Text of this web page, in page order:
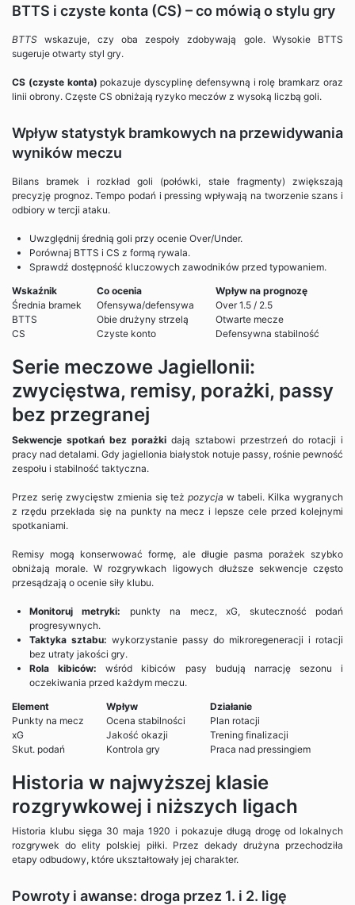
BTTS i czyste konta (CS) – co mówią o stylu gry
BTTS wskazuje, czy oba zespoły zdobywają gole. Wysokie BTTS
sugeruje otwarty styl gry.
CS (czyste konta) pokazuje dyscyplinę defensywną i rolę bramkarz oraz
linii obrony. Częste CS obniżają ryzyko meczów z wysoką liczbą goli.
Wpływ statystyk bramkowych na przewidywania
wyników meczu
Bilans bramek i rozkład goli (połówki, stałe fragmenty) zwiększają
precyzję prognoz. Tempo podań i pressing wpływają na tworzenie szans i
odbiory w tercji ataku.
Uwzględnij średnią goli przy ocenie Over/Under.
Porównaj BTTS i CS z formą rywala.
Sprawdź dostępność kluczowych zawodników przed typowaniem.
Wskaźnik
Co ocenia
Wpływ na prognozę
Średnia bramek
Ofensywa/defensywa
Over 1.5 / 2.5
BTTS
Obie drużyny strzelą
Otwarte mecze
CS
Czyste konto Defensywna stabilność
Serie meczowe Jagiellonii:
zwycięstwa, remisy, porażki, passy
bez przegranej
Sekwencje spotkań bez porażki dają sztabowi przestrzeń do rotacji i
pracy nad detalami. Gdy jagiellonia białystok notuje passy, rośnie pewność
zespołu i stabilność taktyczna.
Przez serię zwycięstw zmienia się teżpozycja w tabeli. Kilka wygranych
z rzędu przekłada się na punkty na mecz i lepsze cele przed kolejnymi
spotkaniami.
Remisy mogą konserwować formę, ale długie pasma porażek szybko
obniżają morale. W rozgrywkach ligowych dłuższe sekwencje często
przesądzają o ocenie siły klubu.
Monitoruj metryki: punkty na mecz, xG, skuteczność podań
progresywnych.
Taktyka sztabu: wykorzystanie passy do mikroregeneracji i rotacji
bez utraty jakości gry.
Rola kibiców: wśród kibiców pasy budują narrację sezonu i
oczekiwania przed każdym meczu.
Element
Wpływ
Działanie
Punkty na mecz
Ocena stabilności
Plan rotacji
xG
Jakość okazji
Trening finalizacji
Skut. podań
Kontrola gry Praca nad pressingiem
Historia w najwyższej klasie
rozgrywkowej i niższych ligach
Historia klubu sięga 30 maja 1920 i pokazuje długą drogę od lokalnych
rozgrywek do elity polskiej piłki. Przez dekady drużyna przechodziła
etapy odbudowy, które ukształtowały jej charakter.
Powroty i awanse: droga przez 1. i 2. ligę